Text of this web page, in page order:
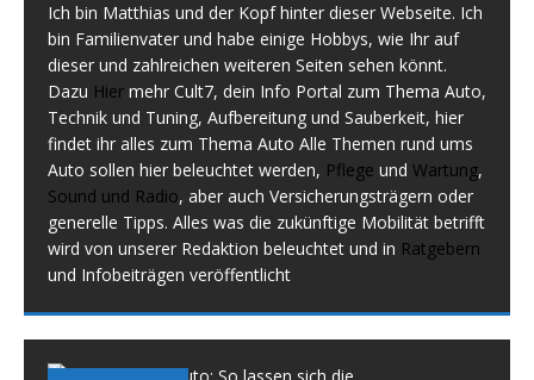
Ich bin Matthias und der Kopf hinter dieser Webseite. Ich
bin Familienvater und habe einige Hobbys, wie Ihr auf
dieser und zahlreichen weiteren Seiten sehen könnt.
Dazu Hier mehr Cult7, dein Info Portal zum Thema Auto,
Technik und Tuning, Aufbereitung und Sauberkeit, hier
findet ihr alles zum Thema Auto Alle Themen rund ums
Auto sollen hier beleuchtet werden, Pflege und Wartung,
Sound und Radio, aber auch Versicherungsträgern oder
generelle Tipps. Alles was die zukünftige Mobilität betrifft
wird von unserer Redaktion beleuchtet und in Ratgebern
und Infobeiträgen veröffentlicht